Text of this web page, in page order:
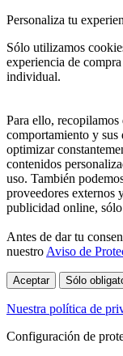
Personaliza tu
Sólo utilizamos
experiencia de
individual.
Para ello, recopilamos
comportamiento y sus
optimizar
contenidos
uso. También
proveedores externos
publicidad online,
Antes de dar tu
nuestro Aviso de
Aceptar Sólo
Nuestra política de
Configuración de